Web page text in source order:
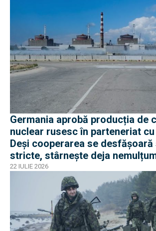
Germania aprobă producția de
nuclear rusesc în parteneriat
Deși cooperarea se
stricte, stârnește deja
22 IULIE 2026